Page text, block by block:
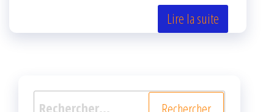
k r
Lire la suite
Rechercher :